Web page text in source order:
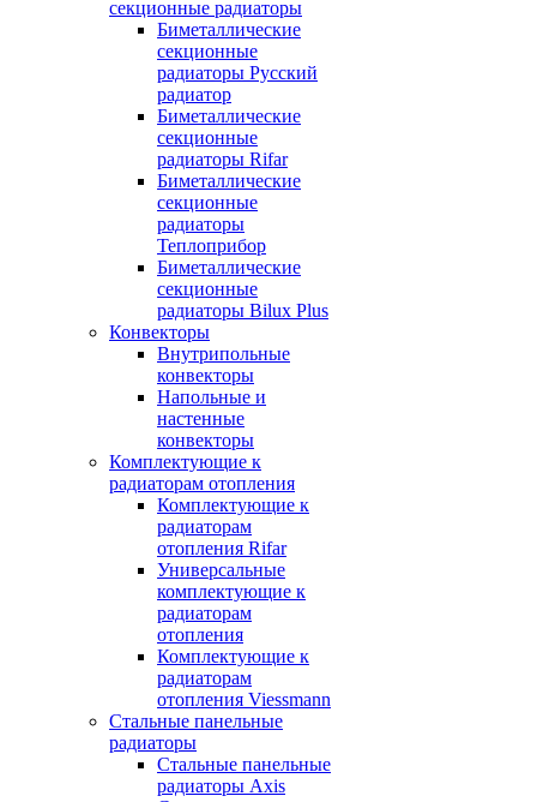
секционные радиаторы
Биметаллические
секционные
радиаторы Русский
радиатор
Биметаллические
секционные
радиаторы Rifar
Биметаллические
секционные
радиаторы
Теплоприбор
Биметаллические
секционные
радиаторы Bilux Plus
Конвекторы
Внутрипольные
конвекторы
Напольные и
настенные
конвекторы
Комплектующие к
радиаторам отопления
Комплектующие к
радиаторам
отопления Rifar
Универсальные
комплектующие к
радиаторам
отопления
Комплектующие к
радиаторам
отопления Viessmann
Стальные панельные
радиаторы
Стальные панельные
радиаторы Axis